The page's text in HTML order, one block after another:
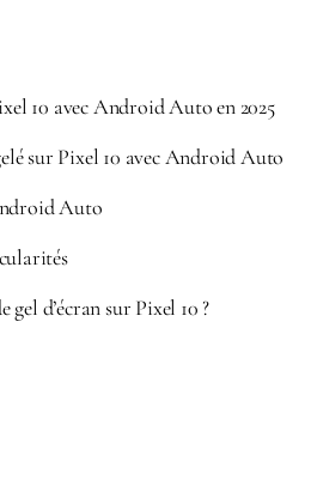
10 avec Android Auto en 2025
sur Pixel 10 avec Android Auto
Auto
d’écran sur Pixel 10 ?